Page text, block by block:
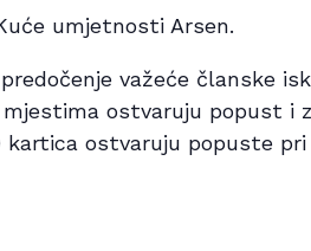
umjetnosti Arsen.
važeće članske
ostvaruju popust i
kartica ostvaruju popuste